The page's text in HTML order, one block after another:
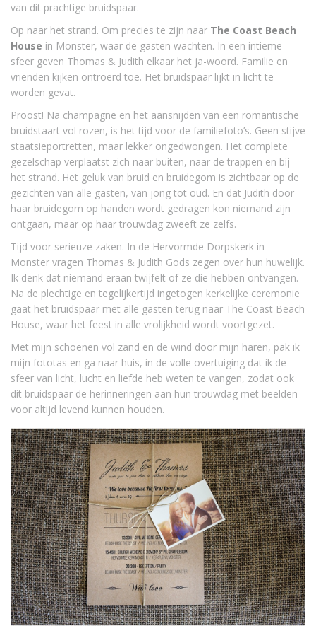
van dit prachtige bruidspaar.
Op naar het strand. Om precies te zijn naar The Coast Beach
House in Monster, waar de gasten wachten. In een intieme
sfeer geven Thomas & Judith elkaar het ja-woord. Familie en
vrienden kijken ontroerd toe. Het bruidspaar lijkt in licht te
worden gevat.
Proost! Na champagne en het aansnijden van een romantische
bruidstaart vol rozen, is het tijd voor de familiefoto’s. Geen stijve
staatsieportretten, maar lekker ongedwongen. Het complete
gezelschap verplaatst zich naar buiten, naar de trappen en bij
het strand. Het geluk van bruid en bruidegom is zichtbaar op de
gezichten van alle gasten, van jong tot oud. En dat Judith door
haar bruidegom op handen wordt gedragen kon niemand zijn
ontgaan, maar op haar trouwdag zweeft ze zelfs.
Tijd voor serieuze zaken. In de Hervormde Dorpskerk in
Monster vragen Thomas & Judith Gods zegen over hun huwelijk.
Ik denk dat niemand eraan twijfelt of ze die hebben ontvangen.
Na de plechtige en tegelijkertijd ingetogen kerkelijke ceremonie
gaat het bruidspaar met alle gasten terug naar The Coast Beach
House, waar het feest in alle vrolijkheid wordt voortgezet.
Met mijn schoenen vol zand en de wind door mijn haren, pak ik
mijn fototas en ga naar huis, in de volle overtuiging dat ik de
sfeer van licht, lucht en liefde heb weten te vangen, zodat ook
dit bruidspaar de herinneringen aan hun trouwdag met beelden
voor altijd levend kunnen houden.